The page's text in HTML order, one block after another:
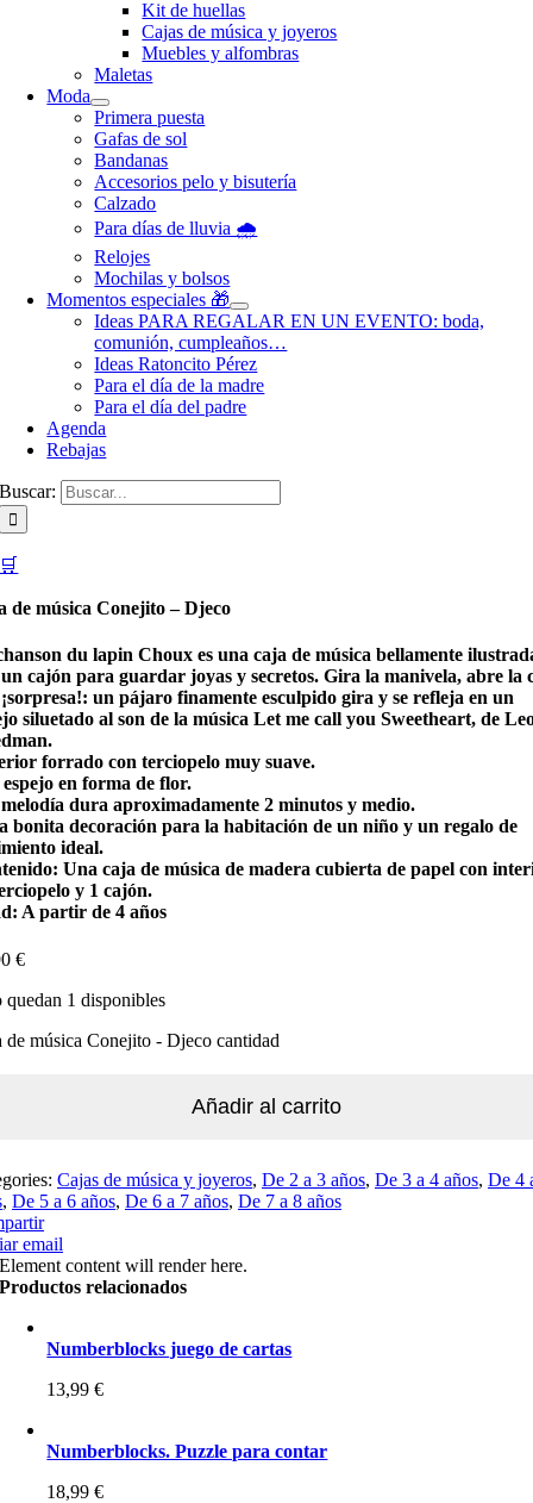
Kit de huellas
Cajas de música y joyeros
Muebles y alfombras
Maletas
Moda
Primera puesta
Gafas de sol
Bandanas
Accesorios pelo y bisutería
Calzado
Para días de lluvia 🌧️
Relojes
Mochilas y bolsos
Momentos especiales 🎁
Ideas PARA REGALAR EN UN EVENTO: boda,
comunión, cumpleaños…
Ideas Ratoncito Pérez
Para el día de la madre
Para el día del padre
Agenda
Rebajas
Buscar:
🛒
de música Conejito – Djeco
du lapin Choux es una caja de música bellamente
cajón para guardar joyas y secretos. Gira la manivela, abre la
un pájaro finamente esculpido gira y se refleja en un
siluetado al son de la música Let me call you Sweetheart, de
forrado con terciopelo muy suave.
en forma de flor.
dura aproximadamente 2 minutos y medio.
bonita decoración para la habitación de un niño y un regalo de
ideal.
Una caja de música de madera cubierta de papel con
y 1 cajón.
A partir de 4 años
€
quedan 1 disponibles
de música Conejito - Djeco cantidad
Añadir al carrito
Cajas de música y joyeros, De 2 a 3 años, De 3 a 4 años, De 4
, De 5 a 6 años, De 6 a 7 años, De 7 a 8 años
email
Element content will render here.
Productos relacionados
Numberblocks juego de cartas
13,99€
Numberblocks. Puzzle para contar
18,99€